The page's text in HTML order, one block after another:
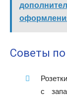
Советы
с